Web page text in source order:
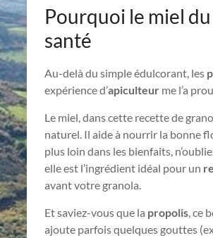
Pourquoi le miel
santé
Au-delà du simple édulcorant, les
expérience d’apiculteur me l’a
Le miel, dans cette recette de
naturel. Il aide à nourrir la bonne
plus loin dans les bienfaits,
elle est l’ingrédient idéal pour un
avant votre granola.
Et saviez-vous que la propolis, ce
ajoute parfois quelques gouttes